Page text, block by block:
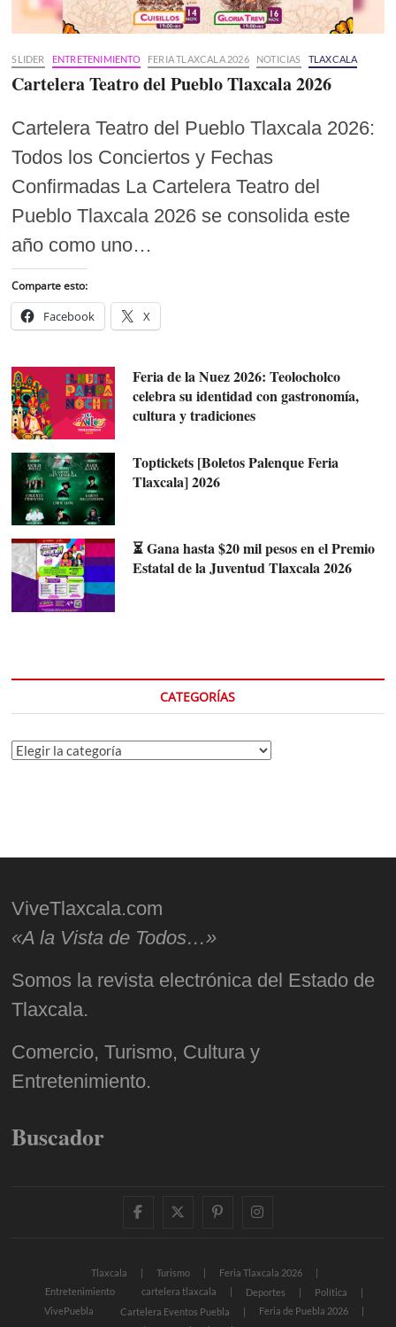
SLIDER ENTRETENIMIENTO FERIA TLAXCALA 2026 NOTICIAS TLAXCALA
Cartelera Teatro del Pueblo Tlaxcala 2026
Cartelera Teatro del Pueblo Tlaxcala 2026:
Todos los Conciertos y Fechas
Confirmadas La Cartelera Teatro del
Pueblo Tlaxcala 2026 se consolida este
año como uno…
Comparte esto:
Facebook X
Feria de la Nuez 2026: Teolocholco
celebra su identidad con gastronomía,
cultura y tradiciones
Toptickets [Boletos Palenque Feria
Tlaxcala] 2026
⏳ Gana hasta $20 mil pesos en el Premio
Estatal de la Juventud Tlaxcala 2026
CATEGORÍAS
Categorías
ViveTlaxcala.com
«A la Vista de Todos…»
Somos la revista electrónica del Estado de
Tlaxcala.
Comercio, Turismo, Cultura y
Entretenimiento.
Buscador
facebooktwitter
pinterestinstagram
Tlaxcala Turismo
Feria Tlaxcala 2026
Entretenimiento
cartelera tlaxcala Deportes
Política
VivePuebla
Cartelera Eventos Puebla
Feria de Puebla 2026